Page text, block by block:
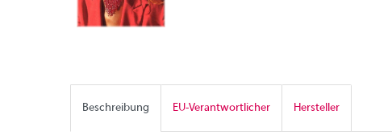
Beschreibung EU-Verantwortlicher Hersteller